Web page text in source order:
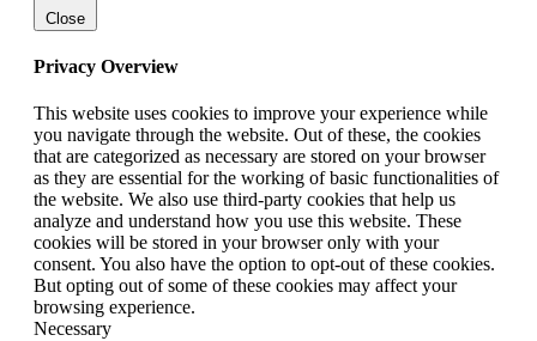
Close
Privacy Overview
This website uses cookies to improve your experience while
you navigate through the website. Out of these, the cookies
that are categorized as necessary are stored on your browser
as they are essential for the working of basic functionalities of
the website. We also use third-party cookies that help us
analyze and understand how you use this website. These
cookies will be stored in your browser only with your
consent. You also have the option to opt-out of these cookies.
But opting out of some of these cookies may affect your
browsing experience.
Necessary